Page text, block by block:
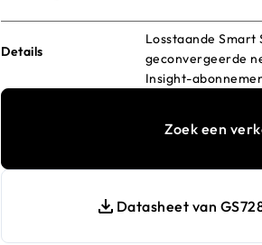
Details
Losstaande
geconvergeerde
Insight-
Zoek een
Datasheet van